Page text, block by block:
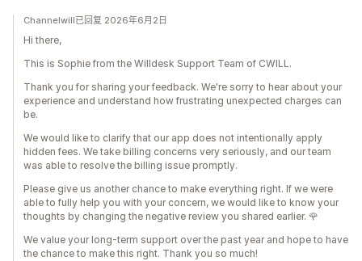
Channelwill已回复 2026年6月2日
Hi there,
This is Sophie from the Willdesk Support Team of CWILL.
Thank you for sharing your feedback. We're sorry to hear about your
experience and understand how frustrating unexpected charges can
be.
We would like to clarify that our app does not intentionally apply
hidden fees. We take billing concerns very seriously, and our team
was able to resolve the billing issue promptly.
Please give us another chance to make everything right. If we were
able to fully help you with your concern, we would like to know your
thoughts by changing the negative review you shared earlier. 🌹
We value your long-term support over the past year and hope to have
the chance to make this right. Thank you so much!